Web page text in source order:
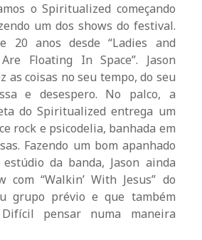
o Spiritualized começando
um dos shows do festival.
20 anos desde “Ladies and
Floating In Space”. Jason
as coisas no seu tempo, do seu
e desespero. No palco, a
do Spiritualized entrega um
rock e psicodelia, banhada em
Fazendo um bom apanhado
da banda, Jason ainda
com “Walkin’ With Jesus” do
grupo prévio e que também
Difícil pensar numa maneira